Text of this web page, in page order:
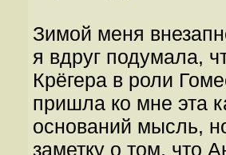
Зимой меня
я вдруг подумала,
Крёгера в роли
пришла ко мне эта
оснований мысль,
заметку о том, что